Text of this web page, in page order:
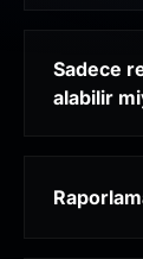
Sadece
alabilir